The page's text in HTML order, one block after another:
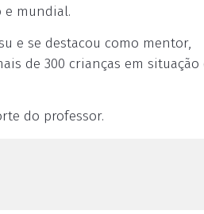
e mundial.
e se destacou como mentor,
de 300 crianças em situação
do professor.